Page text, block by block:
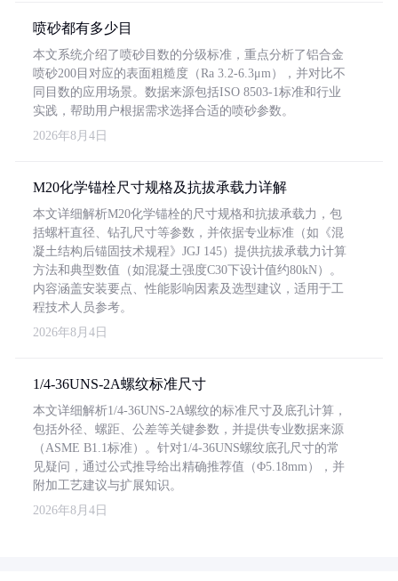
喷砂都有多少目
本文系统介绍了喷砂目数的分级标准，重点分析了铝合金
喷砂200目对应的表面粗糙度（Ra 3.2-6.3μm），并对比不
同目数的应用场景。数据来源包括ISO 8503-1标准和行业
实践，帮助用户根据需求选择合适的喷砂参数。
2026年8月4日
M20化学锚栓尺寸规格及抗拔承载力详解
本文详细解析M20化学锚栓的尺寸规格和抗拔承载力，包
括螺杆直径、钻孔尺寸等参数，并依据专业标准（如《混
凝土结构后锚固技术规程》JGJ 145）提供抗拔承载力计算
方法和典型数值（如混凝土强度C30下设计值约80kN）。
内容涵盖安装要点、性能影响因素及选型建议，适用于工
程技术人员参考。
2026年8月4日
1/4-36UNS-2A螺纹标准尺寸
本文详细解析1/4-36UNS-2A螺纹的标准尺寸及底孔计算，
包括外径、螺距、公差等关键参数，并提供专业数据来源
（ASME B1.1标准）。针对1/4-36UNS螺纹底孔尺寸的常
见疑问，通过公式推导给出精确推荐值（Φ5.18mm），并
附加工艺建议与扩展知识。
2026年8月4日